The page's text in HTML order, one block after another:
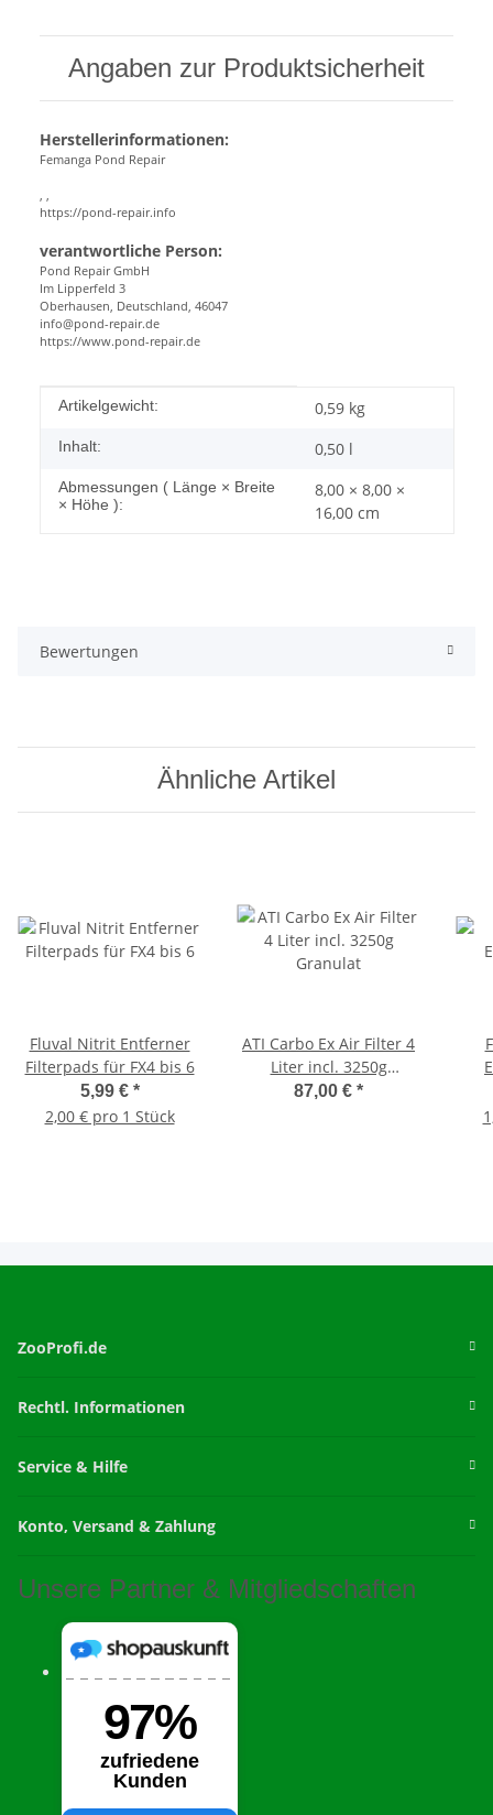
Angaben zur Produktsicherheit
Herstellerinformationen:
Femanga Pond Repair
https://pond-repair.info
verantwortliche Person:
Pond Repair GmbH
Im Lipperfeld 3
Oberhausen, Deutschland, 46047
info@pond-repair.de
https://www.pond-repair.de
Produkteigenschaft
Wert
Artikelgewicht: 0,59 kg
Inhalt: 0,50 l
Abmessungen ( Länge × Breite
× Höhe ):
8,00 × 8,00 ×
16,00 cm
Bewertungen
Ähnliche Artikel
Fluval Nitrit Entferner
Filterpads für FX4 bis 6
5,99 € *
2,00 € pro 1 Stück
ATI Carbo Ex Air Filter 4
Liter incl. 3250g
Granulat
87,00 € *
ZooProfi.de
Rechtl. Informationen
Service & Hilfe
Konto, Versand & Zahlung
Unsere Partner & Mitgliedschaften